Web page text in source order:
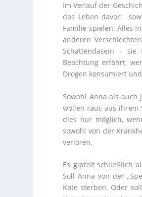
Im Verlauf der
das Leben davor:
Familie spielen. Alles
anderen
Schattendasein –
Beachtung erfährt,
Drogen konsumiert
Sowohl Anna als auch
wollen raus aus ihrem
dies nur möglich,
sowohl von der
verloren.
Es gipfelt schließlich
Soll Anna von der
Kate sterben. Oder